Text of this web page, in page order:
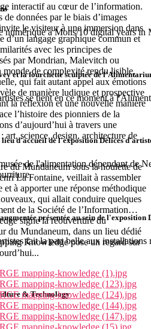
numérique à Mons/10 digital years in
et la fourchette sculptée de
se tient en ce moment à
d'accueil de l'exposition Délices
de l'alimentation dépendant de
présentée au sein de
fait la part belle aux
& Technology
interactif au cœur de l’information.
données par le biais d’images
le visiteur à une immersion dans
d’un langage graphique commun et
avec les principes de
par Mondrian, Malevitch ou
monde de complexité rendu lisible,
qui fait autant appel aux émotions
de manière ludique et prospective
la réflexion et une nouvelle manière
l’histoire des pionniers de la
d’aujourd’hui à travers une
art, science, design, architecture de
du Mundaneum sous la houlette de
La Fontaine, veillait à rassembler
et à apporter une réponse méthodique
qui allait conduire quelques
de la Société de l’Information…
signe la réouverture du
du Mundaneum, dans un lieu dédié
Knowledge pose un regard sur